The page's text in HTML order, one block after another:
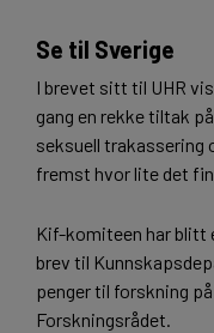
Se til Sverige
I brevet sitt til UHR
gang en rekke tiltak
seksuell trakassering
fremst hvor lite det
Kif-komiteen har blitt
brev til
penger til forskning
Forskningsrådet.